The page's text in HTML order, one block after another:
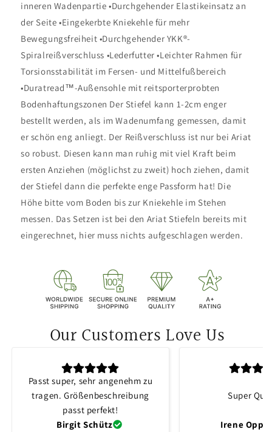
inneren Wadenpartie •Durchgehender Elastikeinsatz an
der Seite •Eingekerbte Kniekehle für mehr
Bewegungsfreiheit •Durchgehender YKK®-
Spiralreißverschluss •Lederfutter •Leichter Rahmen für
Torsionsstabilität im Fersen- und Mittelfußbereich
•Duratread™-Außensohle mit reitsporterprobten
Bodenhaftungszonen Der Stiefel kann 1-2cm enger
bestellt werden, als im Wadenumfang gemessen, damit
er schön eng anliegt. Der Reißverschluss ist nur bei Ariat
so robust. Diesen kann man ruhig mit viel Kraft beim
ersten Anziehen (möglichst zu zweit) hoch ziehen, damit
der Stiefel dann die perfekte enge Passform hat! Die
Höhe bitte vom Boden bis zur Kniekehle im Stehen
messen. Das Setzen ist bei den Ariat Stiefeln bereits mit
eingerechnet, hier muss nichts aufgeschlagen werden.
Our Customers Love Us
Birgit Schütz
Passt super, sehr angenehm zu
tragen. Größenbeschreibung
passt perfekt!
Irene
Super